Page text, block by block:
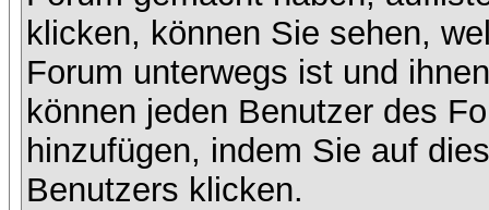
klicken, können Sie sehen,
Forum unterwegs ist und
können jeden Benutzer des
hinzufügen, indem Sie auf
Benutzers klicken.